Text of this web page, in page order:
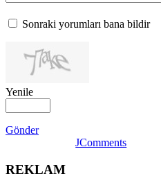
Sonraki yorumları bana bildir
Yenile
Gönder
JComments
REKLAM